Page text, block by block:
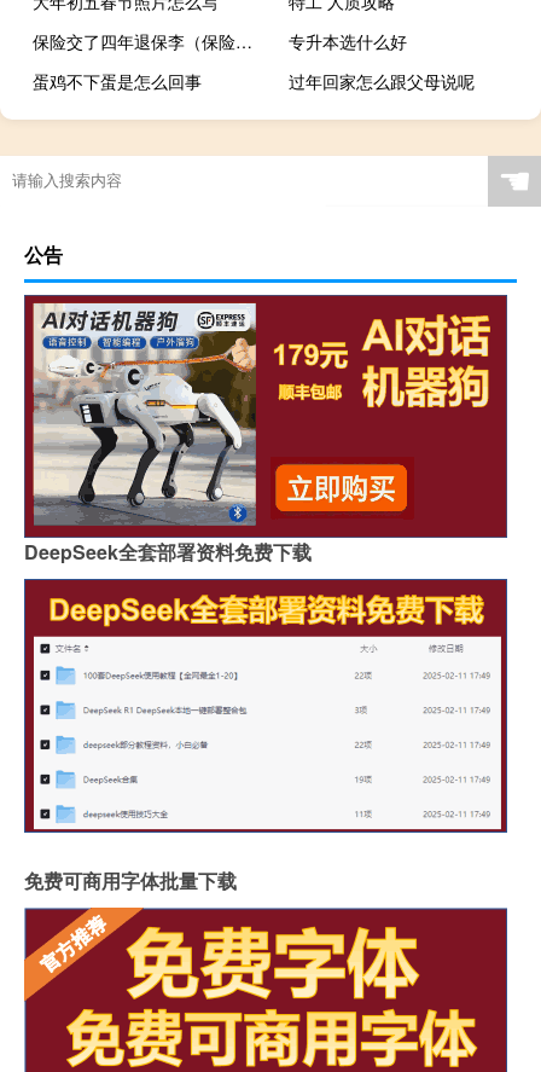
保险交了四年退保李（保险交了三年想退保）
专升本选什么好
蛋鸡不下蛋是怎么回事
过年回家怎么跟父母说呢
☚
公告
DeepSeek全套部署资料免费下载
免费可商用字体批量下载